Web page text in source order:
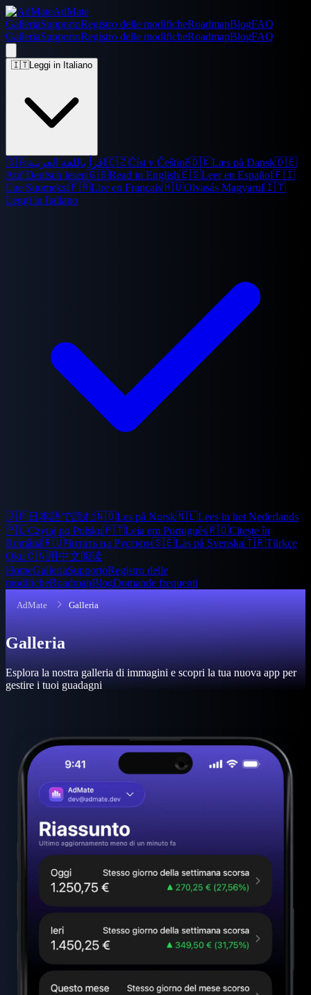
AdMate
GalleriaSupportoRegistro delle modificheRoadmapBlogFAQ
GalleriaSupportoRegistro delle modificheRoadmapBlogFAQ
🇮🇹Leggi in Italiano
🇸🇦اقرأ باللغة العربية 🇨🇿Číst v Češtině🇩🇰Læs på Dansk🇩🇪
Auf Deutsch lesen🇬🇧Read in English🇪🇸Leer en Español🇫🇮
Lue Suomeksi🇫🇷Lire en Français🇭🇺Olvasás Magyarul🇮🇹
Leggi in Italiano
🇯🇵日本語で読む🇳🇴Les på Norsk🇳🇱Lees in het Nederlands
🇵🇱Czytaj po Polsku🇵🇹Leia em Português🇷🇴Citește în
Română🇷🇺Читать на Русском🇸🇪Läs på Svenska🇹🇷Türkçe
Oku🇨🇳用中文阅读
HomeGalleriaSupportoRegistro delle
modificheRoadmapBlogDomande frequenti
AdMate Galleria
Galleria
Esplora la nostra galleria di immagini e scopri la tua nuova app per
gestire i tuoi guadagni